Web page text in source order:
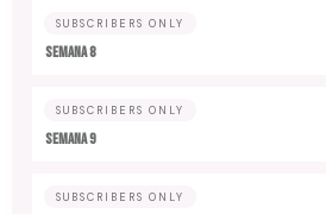
SUBSCRIBERS ONLY
Semana 8
SUBSCRIBERS ONLY
Semana 9
SUBSCRIBERS ONLY